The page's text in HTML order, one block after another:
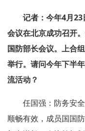
记者：今年4月
会议在北京成功召开
国防部长会议。上合
举行。请问今年下半
流活动？
任国强：防务安
顺畅有效，成员国国